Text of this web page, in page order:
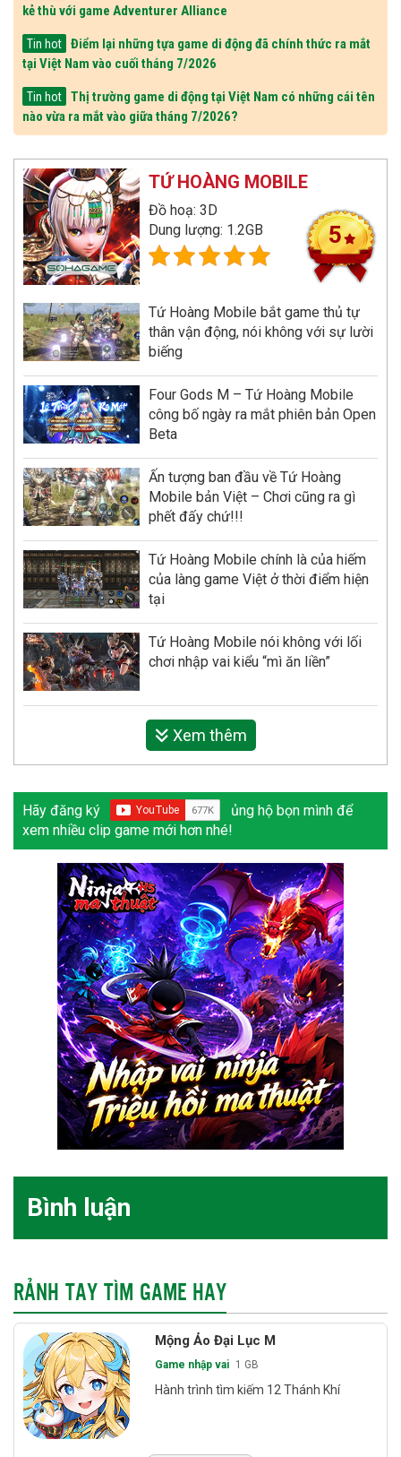
kẻ thù với game Adventurer Alliance
Tin hot
Điểm lại những tựa game di động đã chính thức ra mắt
tại Việt Nam vào cuối tháng 7/2026
Tin hot
Thị trường game di động tại Việt Nam có những cái tên
nào vừa ra mắt vào giữa tháng 7/2026?
TỨ HOÀNG MOBILE
Đồ hoạ: 3D
Dung lượng: 1.2GB
5
Tứ Hoàng Mobile bắt game thủ tự
thân vận động, nói không với sự lười
biếng
Four Gods M – Tứ Hoàng Mobile
công bố ngày ra mắt phiên bản Open
Beta
Ấn tượng ban đầu về Tứ Hoàng
Mobile bản Việt – Chơi cũng ra gì
phết đấy chứ!!!
Tứ Hoàng Mobile chính là của hiếm
của làng game Việt ở thời điểm hiện
tại
Tứ Hoàng Mobile nói không với lối
chơi nhập vai kiểu “mì ăn liền”
Xem thêm
Hãy đăng ký
ủng hộ bọn mình để
xem nhiều clip game mới hơn nhé!
Bình luận
RẢNH TAY TÌM GAME HAY
Mộng Ảo Đại Lục M
Game nhập vai 1 GB
Hành trình tìm kiếm 12 Thánh Khí